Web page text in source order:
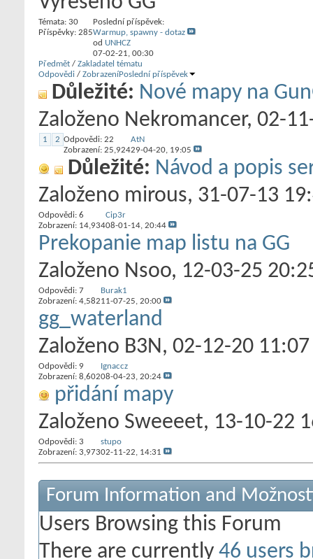
Témata: 30
Příspěvky: 285
Poslední příspěvek:
Warmup, spawny - dotaz
od UNHCZ
07-02-21, 00:30
Předmět / Zakladatel tématu
Odpovědi / ZobrazeníPoslední příspěvek
Důležité: Nové mapy na
Založeno Nekromancer‎, 02-
1 2 Odpovědi: 22
Zobrazení: 25,924
AtN
29-04-20, 19:05
Důležité: Návod a popis
Založeno mirous‎, 31-07-13
Odpovědi: 6
Zobrazení: 14,934
Cip3r
08-01-14, 20:44
Prekopanie map listu na GG
Založeno Nsoo‎, 12-03-25
Odpovědi: 7
Zobrazení: 4,582
Burak1
11-07-25, 20:00
gg_waterland
Založeno B3N‎, 02-12-20 11:07
Odpovědi: 9
Zobrazení: 8,602
Ignaccz
08-04-23, 20:24
přidání mapy
Založeno Sweeeet‎, 13-10-22
Odpovědi: 3
Zobrazení: 3,973
stupo
02-11-22, 14:31
Forum Information and
Users Browsing this Forum
There are currently 46 users